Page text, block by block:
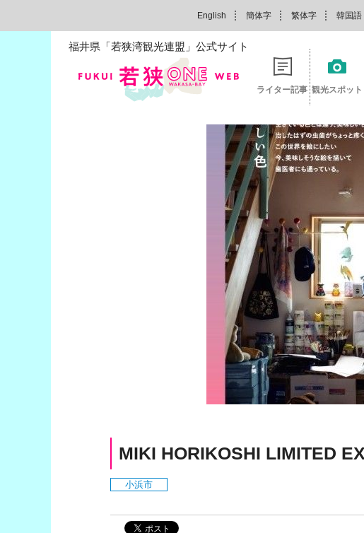
English 簡体字 繁体字 韓国語
福井県「若狭湾観光連盟」公式サイト
ライター記事 観光スポット
MIKI HORIKOSHI LIMITED
小浜市